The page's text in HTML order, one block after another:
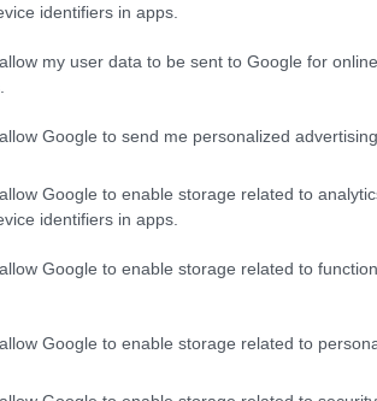
identifiers in apps.
my user data to be sent to Google for
Google to send me personalized advertising.
Google to enable storage related to
identifiers in apps.
Google to enable storage related to
Google to enable storage related to
Φιλίππου στο κείμενο και ο
στη μουσική περιγράφουν τις
άντρα περίπου 65 ετών με το
θα παρουσιαστούν ζωντανά
σε συλλεκτικό βινύλιο.
ξαφνικά, αναπολεί τη ζωή του
μια νόσο, από το έργο
καθώς και εξήντα άνδρες που
αναπτύσσεται σαν ένα